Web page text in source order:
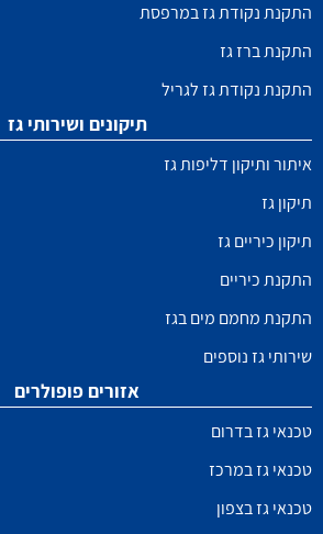
התקנת נקודת גז במרפסת
התקנת ברז גז
התקנת נקודת גז לגריל
תיקונים ושירותי גז
איתור ותיקון דליפות גז
תיקון גז
תיקון כיריים גז
התקנת כיריים
התקנת מחמם מים בגז
שירותי גז נוספים
אזורים פופולרים
טכנאי גז בדרום
טכנאי גז במרכז
טכנאי גז בצפון